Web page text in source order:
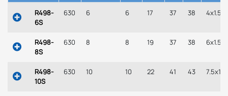
R498-
6S
630 6 6 17 37 38 4x1.5
R498-
8S
630 8 8 19 37 38 6x1.5
R498-
10S
630 10 10 22 41 43 7.5x1.5